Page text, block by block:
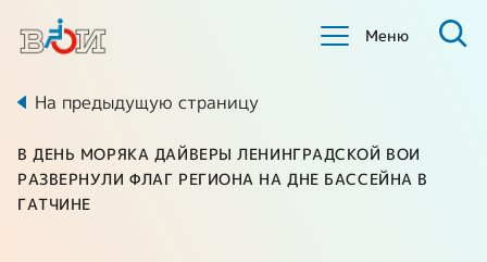
Меню
На предыдущую страницу
В ДЕНЬ МОРЯКА ДАЙВЕРЫ ЛЕНИНГРАДСКОЙ ВОИ
РАЗВЕРНУЛИ ФЛАГ РЕГИОНА НА ДНЕ БАССЕЙНА В
ГАТЧИНЕ